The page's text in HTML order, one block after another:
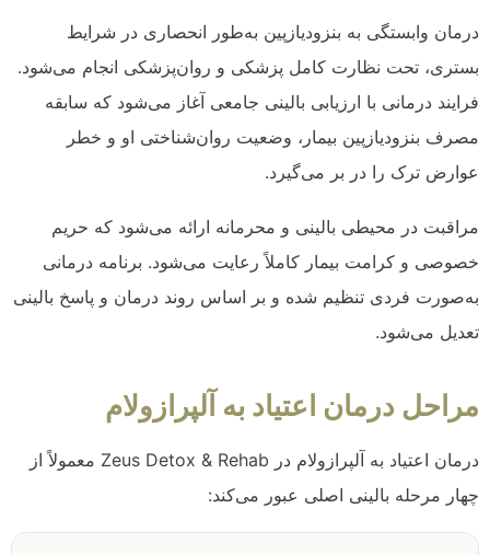
درمان وابستگی به بنزودیازپین به‌طور انحصاری در شرایط
بستری، تحت نظارت کامل پزشکی و روان‌پزشکی انجام می‌شود.
فرایند درمانی با ارزیابی بالینی جامعی آغاز می‌شود که سابقه
مصرف بنزودیازپین بیمار، وضعیت روان‌شناختی او و خطر
عوارض ترک را در بر می‌گیرد.
مراقبت در محیطی بالینی و محرمانه ارائه می‌شود که حریم
خصوصی و کرامت بیمار کاملاً رعایت می‌شود. برنامه درمانی
به‌صورت فردی تنظیم شده و بر اساس روند درمان و پاسخ بالینی
تعدیل می‌شود.
مراحل درمان اعتیاد به آلپرازولام
درمان اعتیاد به آلپرازولام در Zeus Detox & Rehab معمولاً از
چهار مرحله بالینی اصلی عبور می‌کند: